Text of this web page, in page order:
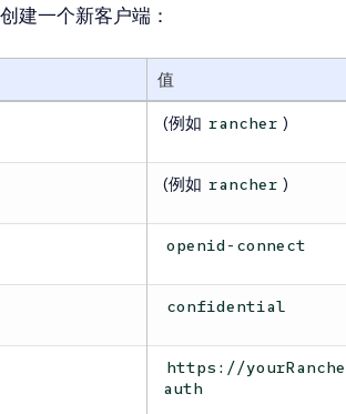
建一个新客户端：
值
(例如 rancher )
(例如 rancher )
openid-connect
confidential
https://
auth